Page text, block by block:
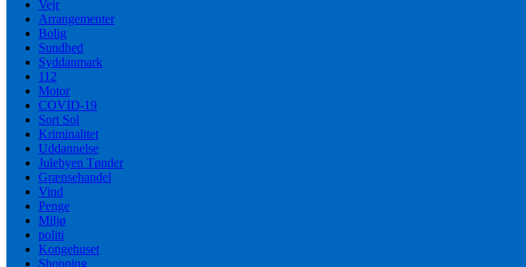
Vejr
Arrangementer
Bolig
Sundhed
Syddanmark
112
Motor
COVID-19
Sort Sol
Kriminalitet
Uddannelse
Julebyen Tønder
Grænsehandel
Vind
Penge
Miljø
politi
Kongehuset
Shopping